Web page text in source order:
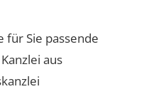
für Sie passende
aus